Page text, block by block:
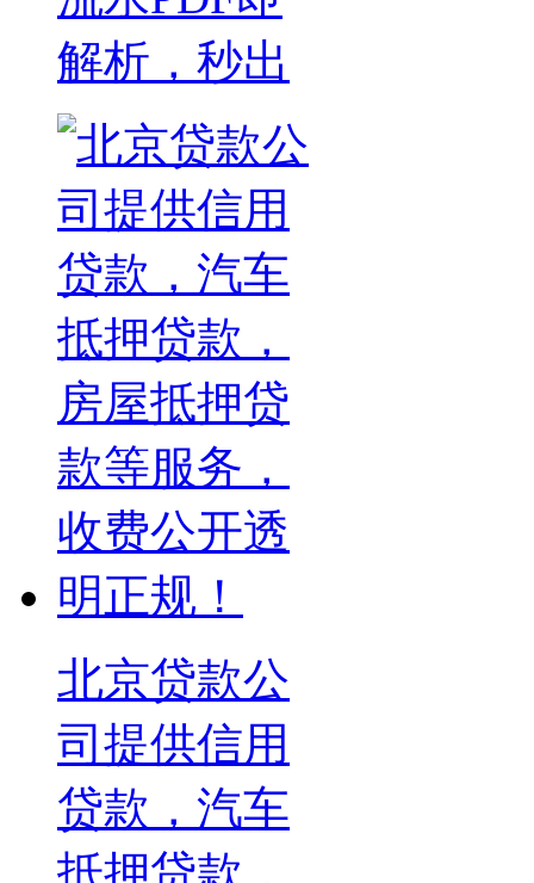
解析，秒出
北京贷款公
司提供信用
贷款，汽车
抵押贷款，